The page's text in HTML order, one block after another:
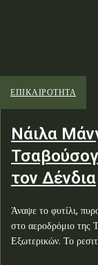
ΕΠΙΚΑΙΡΟΤΗΤΑ
Νάιλα
τον Δένδια
Άναψε το φυτίλι,
στο αεροδρόμιο της
Εξωτερικών. Το